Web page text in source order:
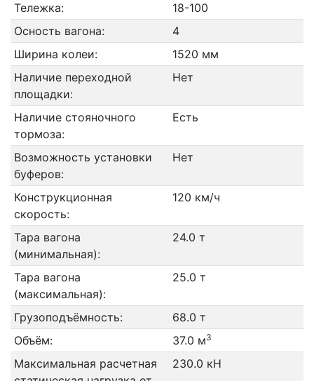
Тележка:
18-100
Осность вагона:
4
Ширина колеи:
1520 мм
Наличие переходной
площадки:
Нет
Наличие стояночного
тормоза:
Есть
Возможность установки
буферов:
Нет
Конструкционная
скорость:
120 км/ч
Тара вагона
(минимальная):
24.0 т
Тара вагона
(максимальная):
25.0 т
Грузоподъёмность:
68.0 т
Объём:
37.0 м3
Максимальная расчетная
230.0 кН